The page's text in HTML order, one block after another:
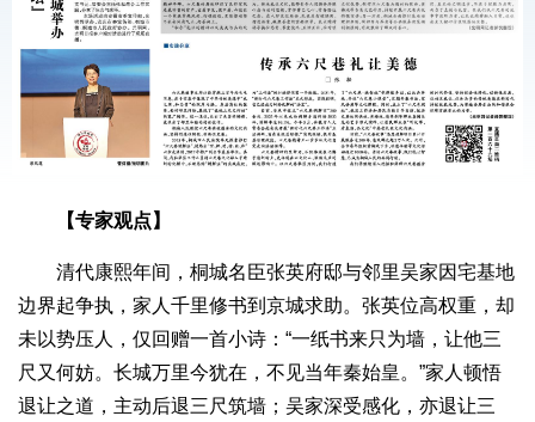
【专家观点】
清代康熙年间，桐城名臣张英府邸与邻里吴家因宅基地
边界起争执，家人千里修书到京城求助。张英位高权重，却
未以势压人，仅回赠一首小诗：“一纸书来只为墙，让他三
尺又何妨。长城万里今犹在，不见当年秦始皇。”家人顿悟
退让之道，主动后退三尺筑墙；吴家深受感化，亦退让三